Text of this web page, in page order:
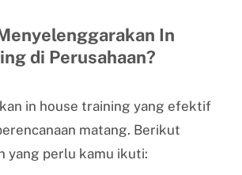
In
di Perusahaan?
in house training yang efektif
matang. Berikut
yang perlu kamu ikuti: